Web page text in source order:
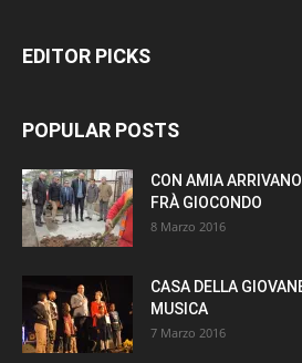
EDITOR PICKS
POPULAR POSTS
CON AMIA
FRÀ GIOCONDO
8 Marzo 2016
CASA DELLA
MUSICA
7 Marzo 2016